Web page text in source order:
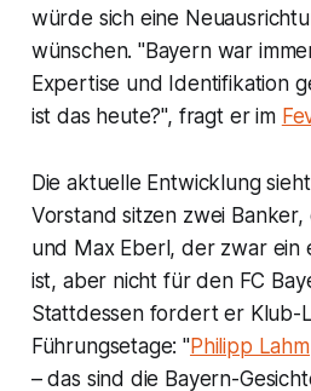
würde sich eine
wünschen. "Bayern war
Expertise und Identifikation
ist das heute?", fragt er im
Die aktuelle Entwicklung
Vorstand sitzen zwei
und Max Eberl, der zwar ein
ist, aber nicht für den FC
Stattdessen fordert er Klub-
Führungsetage: "Philipp Lahm
– das sind die Bayern-